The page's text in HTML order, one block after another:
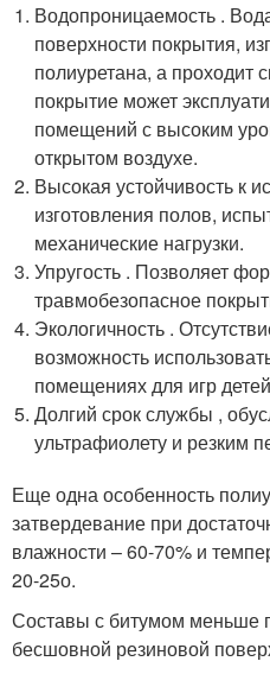
Водопроницаемость .
поверхности покрытия,
полиуретана, а проходит
покрытие может
помещений с высоким
открытом воздухе.
Высокая устойчивость к
изготовления полов,
механические нагрузки.
Упругость . Позволяет
травмобезопасное
Экологичность .
возможность
помещениях для игр
Долгий срок службы ,
ультрафиолету и резким
Еще одна особенность
затвердевание при
влажности – 60-70% и
20-25о.
Составы с битумом меньше
бесшовной резиновой